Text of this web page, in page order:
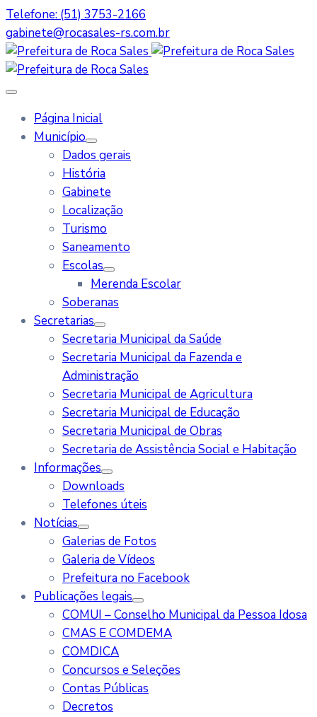
Telefone: (51) 3753-2166
gabinete@rocasales-rs.com.br
Página Inicial
Município
Dados gerais
História
Gabinete
Localização
Turismo
Saneamento
Escolas
Merenda Escolar
Soberanas
Secretarias
Secretaria Municipal da Saúde
Secretaria Municipal da Fazenda e
Administração
Secretaria Municipal de Agricultura
Secretaria Municipal de Educação
Secretaria Municipal de Obras
Secretaria de Assistência Social e Habitação
Informações
Downloads
Telefones úteis
Notícias
Galerias de Fotos
Galeria de Vídeos
Prefeitura no Facebook
Publicações legais
COMUI – Conselho Municipal da Pessoa Idosa
CMAS E COMDEMA
COMDICA
Concursos e Seleções
Contas Públicas
Decretos